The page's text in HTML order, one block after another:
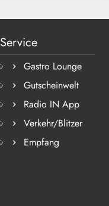
Service
Gastro Lounge
Gutscheinwelt
Radio IN App
Verkehr/Blitzer
Empfang